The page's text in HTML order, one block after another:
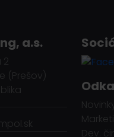
a.s.
2
(Prešov)
Dev.